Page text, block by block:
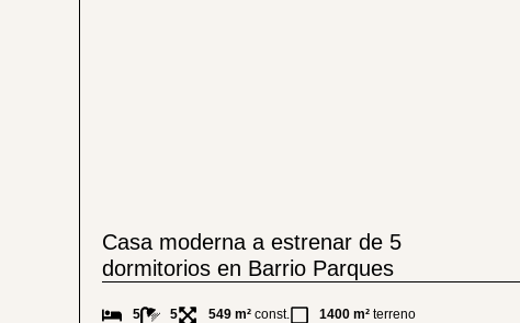
Casa moderna a estrenar de 5
dormitorios en Barrio Parques
5 5 549 m² const. 1400 m² terreno